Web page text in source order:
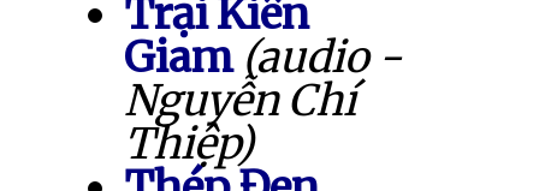
Trại Kiên
Giam (audio -
Nguyễn Chí
Thiệp)